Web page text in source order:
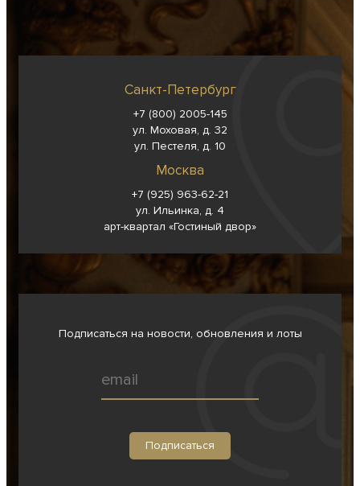
Санкт-Петербург
+7 (800) 2005-145
ул. Моховая, д. 32
ул. Пестеля, д. 10
Москва
+7 (925) 963-62-21
ул. Ильинка, д. 4
арт-квартал «Гостиный двор»
Подписаться на новости, обновления и лоты